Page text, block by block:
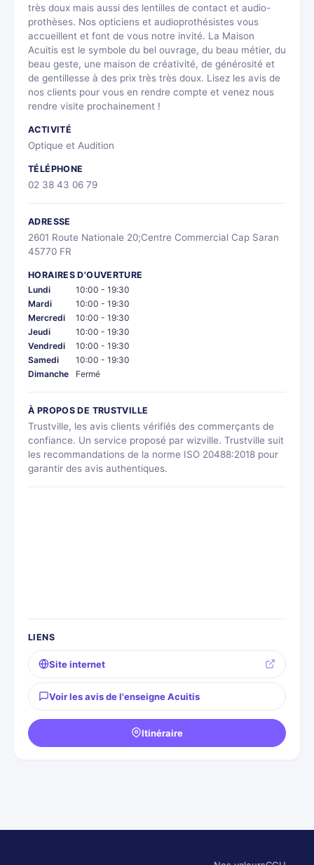
très doux mais aussi des lentilles de contact et audio-
prothèses. Nos opticiens et audioprothésistes vous
accueillent et font de vous notre invité. La Maison
Acuitis est le symbole du bel ouvrage, du beau métier, du
beau geste, une maison de créativité, de générosité et
de gentillesse à des prix très très doux. Lisez les avis de
nos clients pour vous en rendre compte et venez nous
rendre visite prochainement !
ACTIVITÉ
Optique et Audition
TÉLÉPHONE
02 38 43 06 79
ADRESSE
2601 Route Nationale 20;Centre Commercial Cap Saran
45770 FR
HORAIRES D'OUVERTURE
Lundi
10:00 - 19:30
Mardi
10:00 - 19:30
Mercredi
10:00 - 19:30
Jeudi
10:00 - 19:30
Vendredi
10:00 - 19:30
Samedi
10:00 - 19:30
Dimanche
Fermé
À PROPOS DE TRUSTVILLE
Trustville, les avis clients vérifiés des commerçants de
confiance. Un service proposé par wizville. Trustville suit
les recommandations de la norme ISO 20488:2018 pour
garantir des avis authentiques.
LIENS
Site internet
Voir les avis de l'enseigne Acuitis
Itinéraire